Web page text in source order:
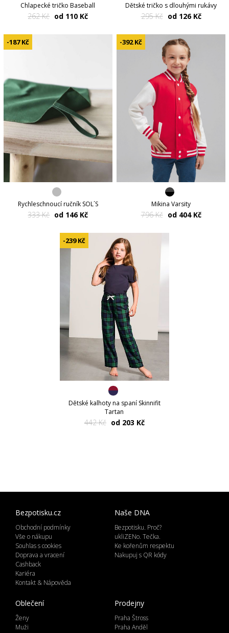
Chlapecké tričko Baseball
262 Kč od 110 Kč
Dětské tričko s dlouhými rukávy
295 Kč od 126 Kč
-187 Kč
Rychleschnoucí ručník SOL´S
333 Kč od 146 Kč
-392 Kč
Mikina Varsity
796 Kč od 404 Kč
-239 Kč
Dětské kalhoty na spaní Skinnifit
Tartan
442 Kč od 203 Kč
Bezpotisku.cz
Obchodní podmínky
Vše o nákupu
Souhlas s cookies
Doprava a vracení
Cashback
Kariéra
Kontakt & Nápověda
Naše DNA
Bezpotisku. Proč?
ukliZENo. Tečka.
Ke kořenům respektu
Nakupuj s QR kódy
Oblečení
Ženy
Muži
Prodejny
Praha Štross
Praha Anděl